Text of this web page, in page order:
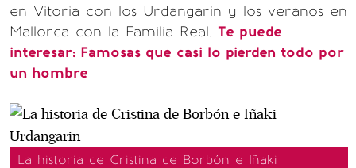
en Vitoria con los Urdangarin y los veranos en
Mallorca con la Familia Real. Te puede
interesar: Famosas que casi lo pierden todo por
un hombre
La historia de Cristina de Borbón e Iñaki